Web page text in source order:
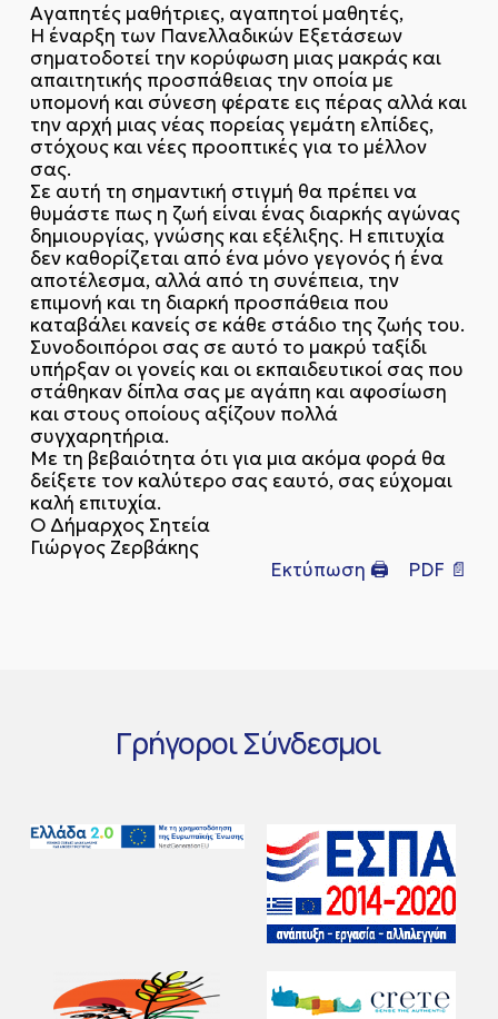
Αγαπητές μαθήτριες, αγαπητοί μαθητές,
Η έναρξη των Πανελλαδικών Εξετάσεων
σηματοδοτεί την κορύφωση μιας μακράς και
απαιτητικής προσπάθειας την οποία με
υπομονή και σύνεση φέρατε εις πέρας αλλά και
την αρχή μιας νέας πορείας γεμάτη ελπίδες,
στόχους και νέες προοπτικές για το μέλλον
σας.
Σε αυτή τη σημαντική στιγμή θα πρέπει να
θυμάστε πως η ζωή είναι ένας διαρκής αγώνας
δημιουργίας, γνώσης και εξέλιξης. Η επιτυχία
δεν καθορίζεται από ένα μόνο γεγονός ή ένα
αποτέλεσμα, αλλά από τη συνέπεια, την
επιμονή και τη διαρκή προσπάθεια που
καταβάλει κανείς σε κάθε στάδιο της ζωής του.
Συνοδοιπόροι σας σε αυτό το μακρύ ταξίδι
υπήρξαν οι γονείς και οι εκπαιδευτικοί σας που
στάθηκαν δίπλα σας με αγάπη και αφοσίωση
και στους οποίους αξίζουν πολλά
συγχαρητήρια.
Με τη βεβαιότητα ότι για μια ακόμα φορά θα
δείξετε τον καλύτερο σας εαυτό, σας εύχομαι
καλή επιτυχία.
Ο Δήμαρχος Σητεία
Γιώργος Ζερβάκης
Εκτύπωση 🖨
PDF 📄
ΓρήγοροιΣύνδεσμοι